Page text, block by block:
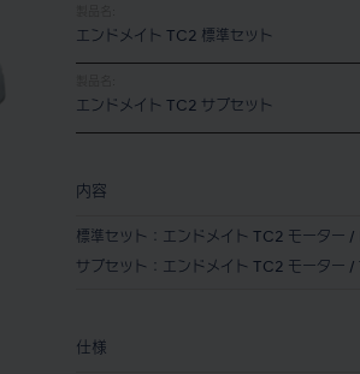
エンドメイト TC2 標準セット
エンドメイト TC2 サブセット
内容
標準セット：エンドメイト TC2 モーター
サブセット：エンドメイト TC2 モーター /
仕様